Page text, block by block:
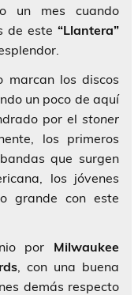
un mes cuando
de este “Llantera”
marcan los discos
un poco de aquí
por el stoner
los primeros
que surgen
los jóvenes
grande con este
por Milwaukee
, con una buena
demás respecto